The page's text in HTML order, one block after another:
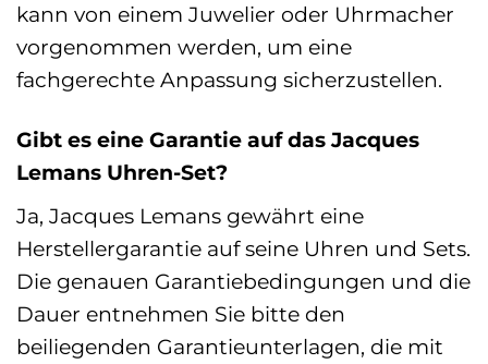
kann von einem Juwelier oder Uhrmacher
vorgenommen werden, um eine
fachgerechte Anpassung sicherzustellen.
Gibt es eine Garantie auf das Jacques
Lemans Uhren-Set?
Ja, Jacques Lemans gewährt eine
Herstellergarantie auf seine Uhren und Sets.
Die genauen Garantiebedingungen und die
Dauer entnehmen Sie bitte den
beiliegenden Garantieunterlagen, die mit